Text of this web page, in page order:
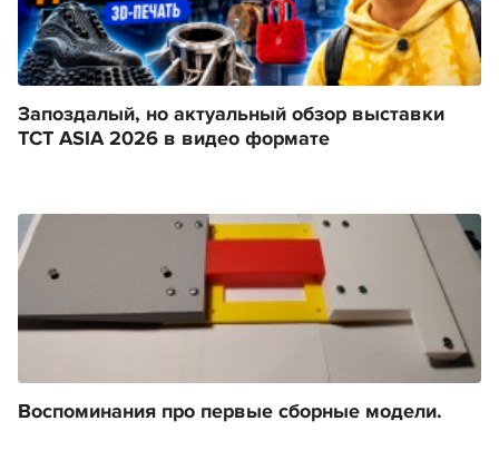
Запоздалый, но актуальный обзор выставки
TCT ASIA 2026 в видео формате
Воспоминания про первые сборные модели.